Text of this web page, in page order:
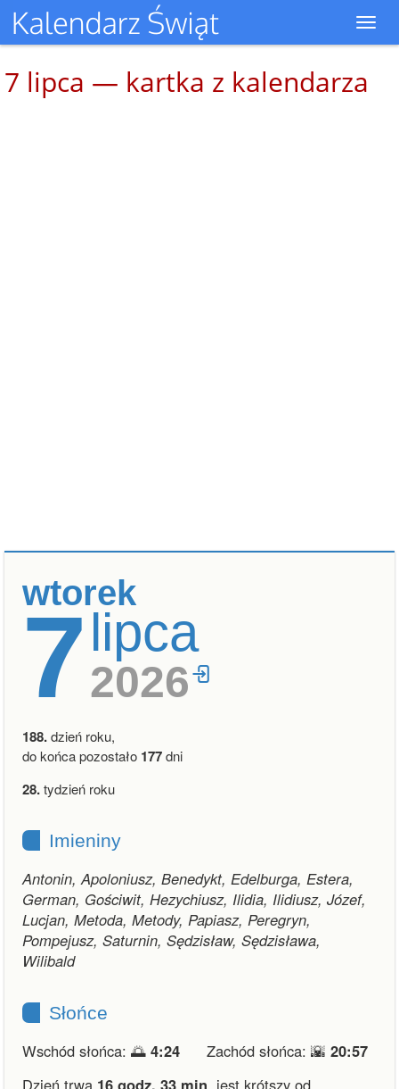
7 lipca — kartka z kalendarza
wtorek
7lipca
2026
188.dzień roku,
do końca pozostało 177dni
28.tydzień roku
Imieniny
Antonin, Apoloniusz, Benedykt, Edelburga, Estera,
German, Gościwit, Hezychiusz, Ilidia, Ilidiusz, Józef,
Lucjan, Metoda, Metody, Papiasz, Peregryn,
Pompejusz, Saturnin, Sędzisław, Sędzisława,
Wilibald
Słońce
Wschód słońca: 🌅 4:24 Zachód słońca: 🌇 20:57
Dzień trwa 16 godz. 33 min, jest krótszy od